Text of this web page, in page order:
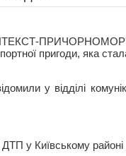
пригоди, яка
у відділі
ДТП у Київському